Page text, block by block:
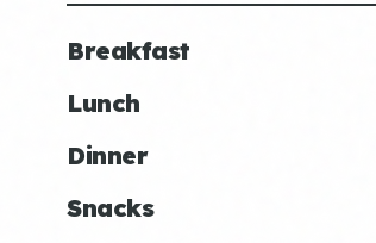
Breakfast
Lunch
Dinner
Snacks